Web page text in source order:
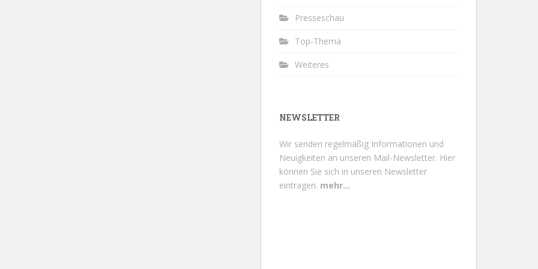
Presseschau
Top-Thema
Weiteres
NEWSLETTER
Wir senden regelmäßig Informationen und
Neuigkeiten an unseren Mail-Newsletter. Hier
können Sie sich in unseren Newsletter
eintragen. mehr...